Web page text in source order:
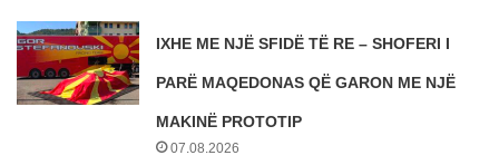
IXHE ME NJË SFIDË TË RE – SHOFERI I
PARË MAQEDONAS QË GARON ME NJË
MAKINË PROTOTIP
07.08.2026